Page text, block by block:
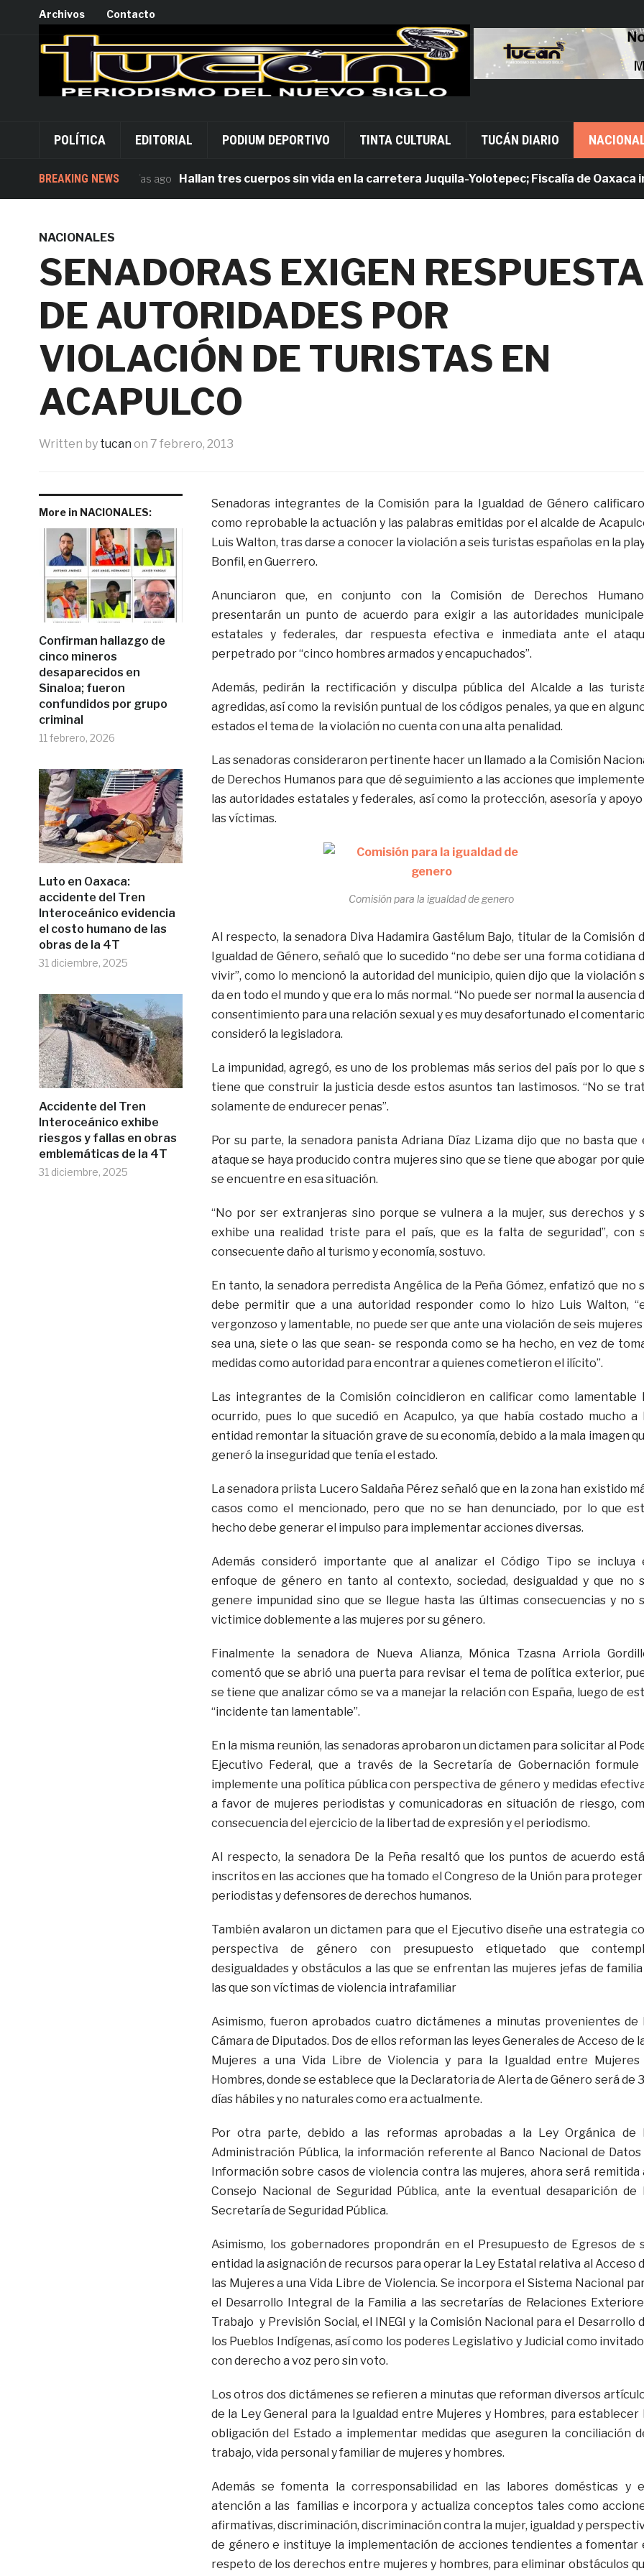
Archivos Contacto
POLÍTICA EDITORIAL PODIUM DEPORTIVO TINTA CULTURAL TUCÁN DIARIO
BREAKING NEWS
7 días ago Hallan tres cuerpos sin vida en la carretera Juquila-Yolotepec; Fiscalía de Oaxaca
NACIONALES
SENADORAS EXIGEN RESPUESTA
DE AUTORIDADES POR
VIOLACIÓN DE TURISTAS EN
ACAPULCO
Written by tucan on 7 febrero, 2013
More in NACIONALES:
Confirman hallazgo de
cinco mineros
desaparecidos en
Sinaloa; fueron
confundidos por grupo
criminal
11 febrero, 2026
Luto en Oaxaca:
accidente del Tren
Interoceánico evidencia
el costo humano de las
obras de la 4T
31 diciembre, 2025
Accidente del Tren
Interoceánico exhibe
riesgos y fallas en obras
emblemáticas de la 4T
31 diciembre, 2025
Senadoras integrantes de la Comisión para la Igualdad de Género
como reprobable la actuación y las palabras emitidas por el alcalde de
Luis Walton, tras darse a conocer la violación a seis turistas españolas en la
Bonfil, en Guerrero.
Anunciaron que, en conjunto con la Comisión de Derechos
presentarán un punto de acuerdo para exigir a las autoridades
estatales y federales, dar respuesta efectiva e inmediata ante el
perpetrado por “cinco hombres armados y encapuchados”.
Además, pedirán la rectificación y disculpa pública del Alcalde a las
agredidas, así como la revisión puntual de los códigos penales, ya que en
estados el tema de la violación no cuenta con una alta penalidad.
Las senadoras consideraron pertinente hacer un llamado a la Comisión
de Derechos Humanos para que dé seguimiento a las acciones que
las autoridades estatales y federales, así como la protección, asesoría y apoyo
las víctimas.
Comisión para la igualdad de genero
Al respecto, la senadora Diva Hadamira Gastélum Bajo, titular de la Comisión
Igualdad de Género, señaló que lo sucedido “no debe ser una forma cotidiana
vivir”, como lo mencionó la autoridad del municipio, quien dijo que la violación
da en todo el mundo y que era lo más normal. “No puede ser normal la ausencia
consentimiento para una relación sexual y es muy desafortunado el
consideró la legisladora.
La impunidad, agregó, es uno de los problemas más serios del país por lo que
tiene que construir la justicia desde estos asuntos tan lastimosos. “No se
solamente de endurecer penas”.
Por su parte, la senadora panista Adriana Díaz Lizama dijo que no basta que
ataque se haya producido contra mujeres sino que se tiene que abogar por
se encuentre en esa situación.
“No por ser extranjeras sino porque se vulnera a la mujer, sus derechos y
exhibe una realidad triste para el país, que es la falta de seguridad”, con
consecuente daño al turismo y economía, sostuvo.
En tanto, la senadora perredista Angélica de la Peña Gómez, enfatizó que no
debe permitir que a una autoridad responder como lo hizo Luis Walton,
vergonzoso y lamentable, no puede ser que ante una violación de seis mujeres
sea una, siete o las que sean- se responda como se ha hecho, en vez de
medidas como autoridad para encontrar a quienes cometieron el ilícito”.
Las integrantes de la Comisión coincidieron en calificar como lamentable
ocurrido, pues lo que sucedió en Acapulco, ya que había costado mucho a
entidad remontar la situación grave de su economía, debido a la mala imagen
generó la inseguridad que tenía el estado.
La senadora priista Lucero Saldaña Pérez señaló que en la zona han existido
casos como el mencionado, pero que no se han denunciado, por lo que
hecho debe generar el impulso para implementar acciones diversas.
Además consideró importante que al analizar el Código Tipo se incluya
enfoque de género en tanto al contexto, sociedad, desigualdad y que no
genere impunidad sino que se llegue hasta las últimas consecuencias y no
victimice doblemente a las mujeres por su género.
Finalmente la senadora de Nueva Alianza, Mónica Tzasna Arriola
comentó que se abrió una puerta para revisar el tema de política exterior,
se tiene que analizar cómo se va a manejar la relación con España, luego de
“incidente tan lamentable”.
En la misma reunión, las senadoras aprobaron un dictamen para solicitar al
Ejecutivo Federal, que a través de la Secretaría de Gobernación formule
implemente una política pública con perspectiva de género y medidas
a favor de mujeres periodistas y comunicadoras en situación de riesgo,
consecuencia del ejercicio de la libertad de expresión y el periodismo.
Al respecto, la senadora De la Peña resaltó que los puntos de acuerdo
inscritos en las acciones que ha tomado el Congreso de la Unión para proteger
periodistas y defensores de derechos humanos.
También avalaron un dictamen para que el Ejecutivo diseñe una estrategia
perspectiva de género con presupuesto etiquetado que
desigualdades y obstáculos a las que se enfrentan las mujeres jefas de
las que son víctimas de violencia intrafamiliar
Asimismo, fueron aprobados cuatro dictámenes a minutas provenientes de
Cámara de Diputados. Dos de ellos reforman las leyes Generales de Acceso de
Mujeres a una Vida Libre de Violencia y para la Igualdad entre Mujeres
Hombres, donde se establece que la Declaratoria de Alerta de Género será de
días hábiles y no naturales como era actualmente.
Por otra parte, debido a las reformas aprobadas a la Ley Orgánica de
Administración Pública, la información referente al Banco Nacional de Datos
Información sobre casos de violencia contra las mujeres, ahora será remitida
Consejo Nacional de Seguridad Pública, ante la eventual desaparición de
Secretaría de Seguridad Pública.
Asimismo, los gobernadores propondrán en el Presupuesto de Egresos de
entidad la asignación de recursos para operar la Ley Estatal relativa al Acceso
las Mujeres a una Vida Libre de Violencia. Se incorpora el Sistema Nacional
el Desarrollo Integral de la Familia a las secretarías de Relaciones
Trabajo y Previsión Social, el INEGI y la Comisión Nacional para el Desarrollo
los Pueblos Indígenas, así como los poderes Legislativo y Judicial como
con derecho a voz pero sin voto.
Los otros dos dictámenes se refieren a minutas que reforman diversos
de la Ley General para la Igualdad entre Mujeres y Hombres, para establecer
obligación del Estado a implementar medidas que aseguren la conciliación
trabajo, vida personal y familiar de mujeres y hombres.
Además se fomenta la corresponsabilidad en las labores domésticas y
atención a las familias e incorpora y actualiza conceptos tales como
afirmativas, discriminación, discriminación contra la mujer, igualdad y
de género e instituye la implementación de acciones tendientes a fomentar
respeto de los derechos entre mujeres y hombres, para eliminar obstáculos